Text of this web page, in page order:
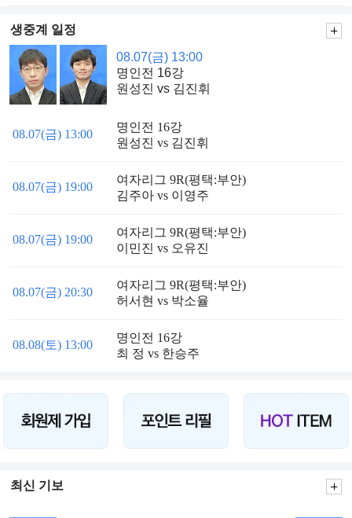
생중계 일정
08.07(금) 13:00
명인전 16강
원성진 vs 김진휘
08.07(금) 13:00
명인전 16강
원성진 vs 김진휘
08.07(금) 19:00
여자리그 9R(평택:부안)
김주아 vs 이영주
08.07(금) 19:00
여자리그 9R(평택:부안)
이민진 vs 오유진
08.07(금) 20:30
여자리그 9R(평택:부안)
허서현 vs 박소율
08.08(토) 13:00
명인전 16강
최 정 vs 한승주
최신 기보